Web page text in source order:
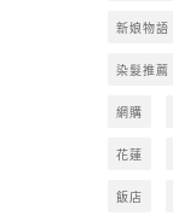
新娘物語
染髮推薦
網購
花蓮
飯店